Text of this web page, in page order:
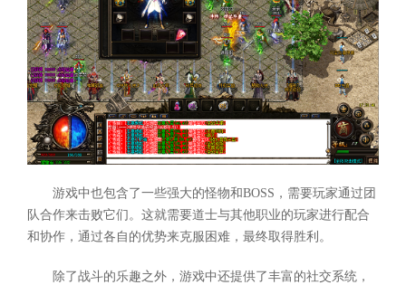
游戏中也包含了一些强大的怪物和BOSS，需要玩家通过团
队合作来击败它们。这就需要道士与其他职业的玩家进行配合
和协作，通过各自的优势来克服困难，最终取得胜利。
除了战斗的乐趣之外，游戏中还提供了丰富的社交系统，